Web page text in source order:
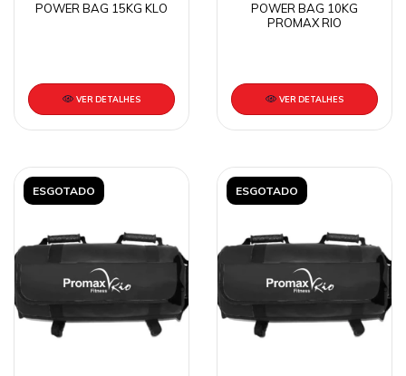
POWER BAG 15KG KLO
VER DETALHES
POWER BAG 10KG
PROMAX RIO
VER DETALHES
ESGOTADO ESGOTADO